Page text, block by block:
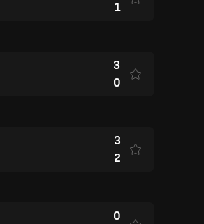
1
3
0
3
2
0